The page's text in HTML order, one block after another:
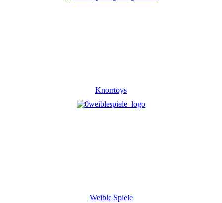
Knorrtoys
Weible Spiele